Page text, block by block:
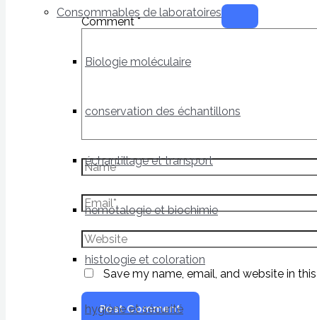
Consommables de laboratoires
Biologie moléculaire
conservation des échantillons
échantillage et transport
hemotalogie et biochimie
histologie et coloration
hygiène et sécurité
Comment*
Save my name, email, and website in